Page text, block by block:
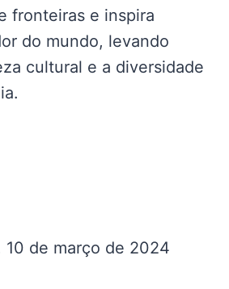
fronteiras e inspira
do mundo, levando
cultural e a diversidade
10 de março de 2024